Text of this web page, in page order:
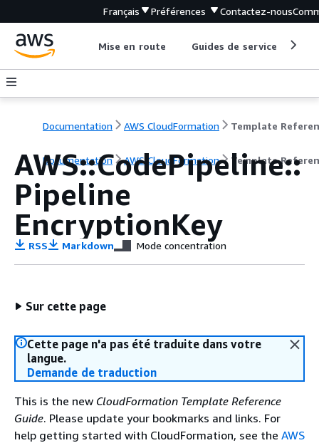
Français Préférences Contactez-nous
Mise en route Guides de service
Documentation AWS CloudFormation Template
Documentation AWS CloudFormation Template
AWS::CodePipeline::
Pipeline
EncryptionKey
RSS Markdown Mode concentration
Sur cette page
Cette page n'a pas été traduite dans votre
langue.
Demande de traduction
This is the new CloudFormation Template Reference
Guide. Please update your bookmarks and links. For
help getting started with CloudFormation, see the AWS